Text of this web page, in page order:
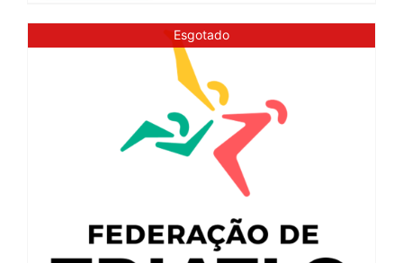
Esgotado